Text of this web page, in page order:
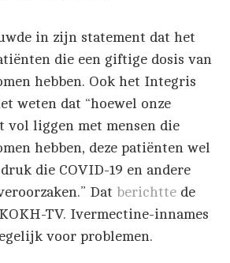
in zijn statement dat het
die een giftige dosis van
hebben. Ook het Integris
weten dat “hoewel onze
vol liggen met mensen die
hebben, deze patiënten wel
die COVID-19 en andere
Dat berichtte de
TV. Ivermectine-innames
voor problemen.